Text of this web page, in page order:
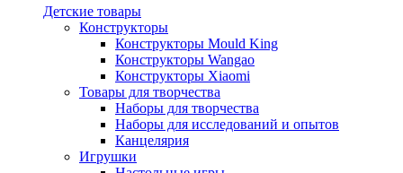
Детские товары
Конструкторы
Конструкторы Mould King
Конструкторы Wangao
Конструкторы Xiaomi
Товары для творчества
Наборы для творчества
Наборы для исследований и опытов
Канцелярия
Игрушки